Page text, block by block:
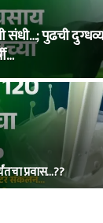
पुढची
प्रवास…??